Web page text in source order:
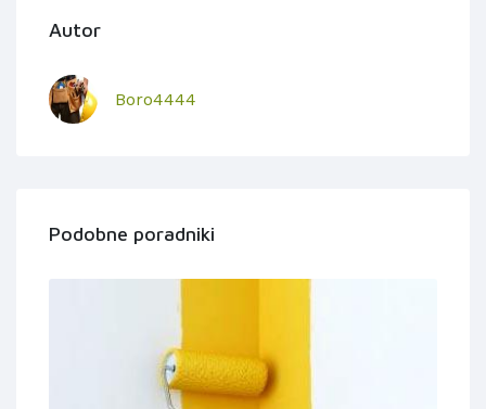
Autor
Boro4444
Podobne poradniki